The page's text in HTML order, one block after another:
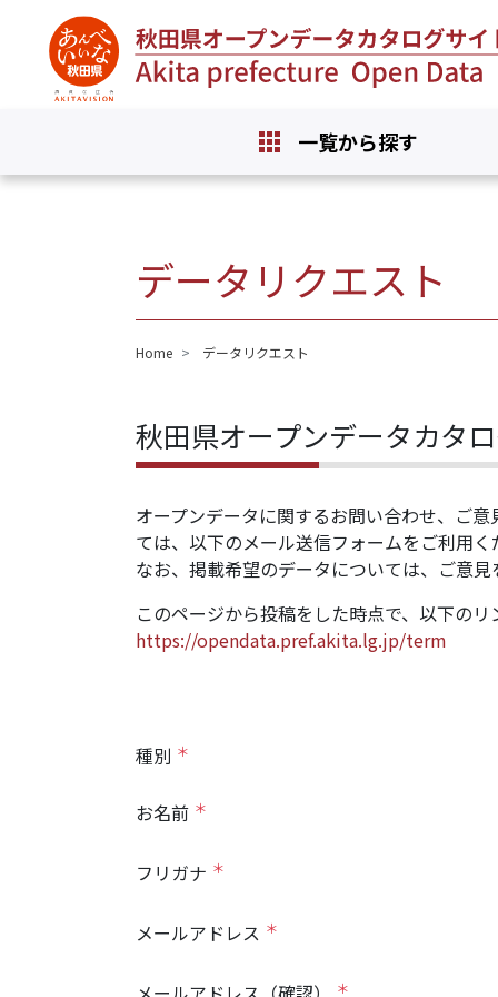
一覧から探す
データリクエスト
Home データリクエスト
秋田県オープンデータカタ
オープンデータに関するお問い合わせ、ご
ては、以下のメール送信フォームをご利用く
なお、掲載希望のデータについては、ご意
このページから投稿をした時点で、以下の
https://opendata.pref.akita.lg.jp/term
種別 ＊
お名前 ＊
フリガナ ＊
メールアドレス ＊
＊